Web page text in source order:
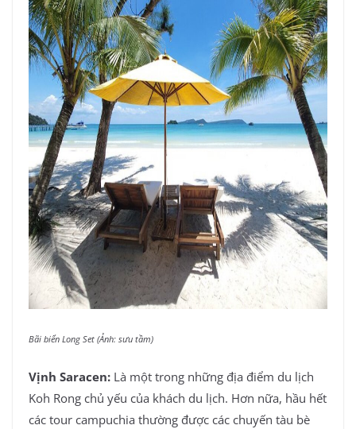
Bãi biển Long Set (Ảnh: sưu tầm)
Vịnh Saracen: Là một trong những địa điểm du lịch
Koh Rong chủ yếu của khách du lịch. Hơn nữa, hầu hết
các tour campuchia thường được các chuyến tàu bè